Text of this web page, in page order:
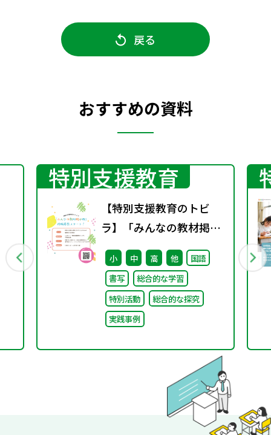
戻る
おすすめの資料
特別支援教育
【特別支援教育のトビ
ラ】「みんなの教材掲示
板」の投稿募集を開始し
ました！
小 中 高 他
国語
書写
総合的な学習
特別活動
総合的な探究
実践事例